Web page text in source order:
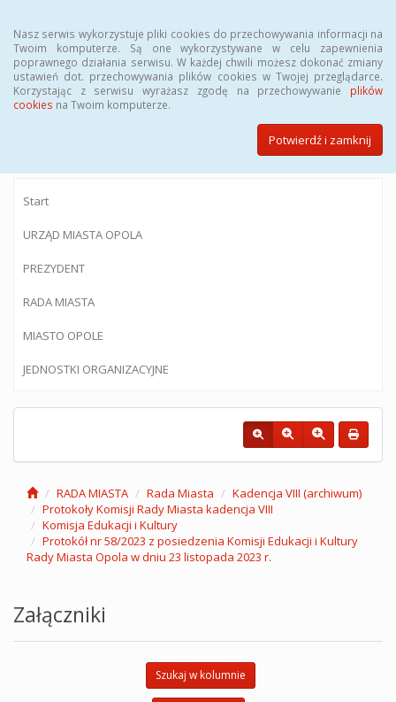
Nasz serwis wykorzystuje pliki cookies do przechowywania informacji na
Twoim komputerze. Są one wykorzystywane w celu zapewnienia
poprawnego działania serwisu. W każdej chwili możesz dokonać zmiany
ustawień dot. przechowywania plików cookies w Twojej przeglądarce.
Korzystając z serwisu wyrażasz zgodę na przechowywanie plików
cookies na Twoim komputerze.
Potwierdź i zamknij
BIULETYN INFORMACJI PUBLICZNEJ
Urzędu Miasta Opola
Start
URZĄD MIASTA OPOLA
PREZYDENT
RADA MIASTA
MIASTO OPOLE
JEDNOSTKI ORGANIZACYJNE
RADA MIASTA Rada Miasta
Kadencja VIII (archiwum)
Protokoły Komisji Rady Miasta kadencja VIII
Komisja Edukacji i Kultury
Protokół nr 58/2023 z posiedzenia Komisji Edukacji i Kultury
Rady Miasta Opola w dniu 23 listopada 2023 r.
Załączniki
Szukaj w kolumnie